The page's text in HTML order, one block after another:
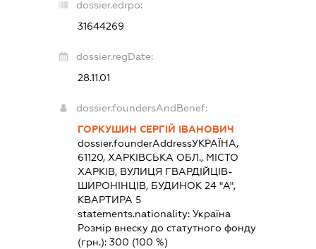
dossier.edrpo:
31644269
dossier.regDate:
28.11.01
dossier.foundersAndBenef:
ГОРКУШИН СЕРГІЙ ІВАНОВИЧ
dossier.founderAddressУКРАЇНА,
61120, ХАРКІВСЬКА ОБЛ., МІСТО
ХАРКІВ, ВУЛИЦЯ ГВАРДІЙЦІВ-
ШИРОНІНЦІВ, БУДИНОК 24 "А",
КВАРТИРА 5
statements.nationality:Україна
Розмір внеску до статутного фонду
(грн.):300 (100 %)